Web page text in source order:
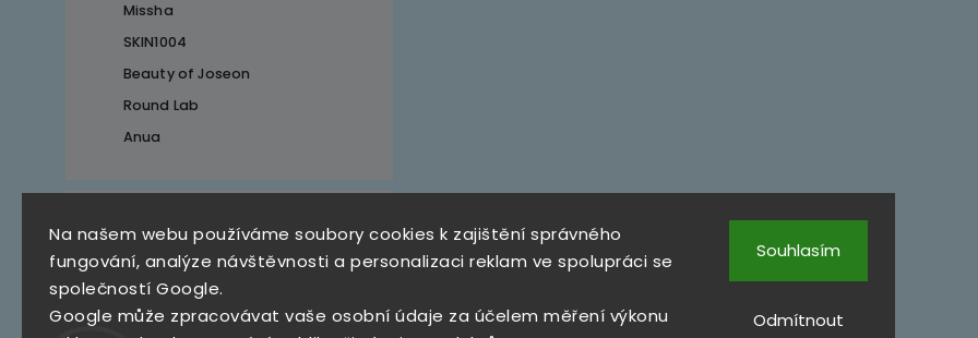
Na našem webu používáme soubory cookies k zajištění správného
fungování, analýze návštěvnosti a personalizaci reklam ve spolupráci se
společností Google.
Google může zpracovávat vaše osobní údaje za účelem měření výkonu
Odmítnout
Souhlasím
Missha
SKIN1004
Beauty of Joseon
Round Lab
Anua
Top 10 produktů
SKZ Mystery Box
790 Kč